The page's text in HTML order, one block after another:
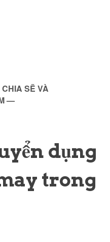
SẼ VÀ
—
dụng
trong